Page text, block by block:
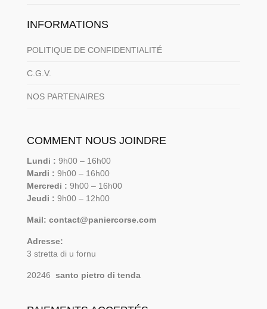
INFORMATIONS
POLITIQUE DE CONFIDENTIALITÉ
C.G.V.
NOS PARTENAIRES
COMMENT NOUS JOINDRE
Lundi : 9h00 – 16h00
Mardi : 9h00 – 16h00
Mercredi : 9h00 – 16h00
Jeudi : 9h00 – 12h00
Mail: contact@paniercorse.com
Adresse:
3 stretta di u fornu
20246 santo pietro di tenda